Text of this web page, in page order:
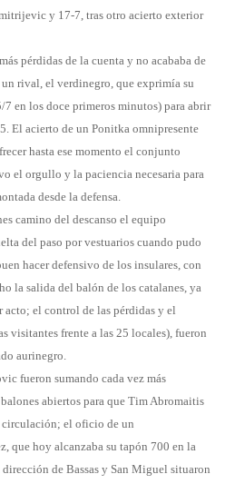
y 17-7, tras otro acierto exterior
pérdidas de la cuenta y no acababa de
rival, el verdinegro, que exprimía su
en los doce primeros minutos) para abrir
El acierto de un Ponitka omnipresente
hasta ese momento el conjunto
el orgullo y la paciencia necesaria para
desde la defensa.
camino del descanso el equipo
del paso por vestuarios cuando pudo
hacer defensivo de los insulares, con
la salida del balón de los catalanes, ya
el control de las pérdidas y el
visitantes frente a las 25 locales), fueron
aurinegro.
fueron sumando cada vez más
abiertos para que Tim Abromaitis
circulación; el oficio de un
que hoy alcanzaba su tapón 700 en la
de Bassas y San Miguel situaron